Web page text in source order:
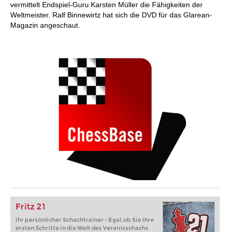
vermittelt Endspiel-Guru Karsten Müller die Fähigkeiten der
Weltmeister. Ralf Binnewirtz hat sich die DVD für das Glarean-
Magazin angeschaut.
Fritz 21
Ihr persönlicher Schachtrainer - Egal, ob Sie Ihre
ersten Schritte in die Welt des Vereinsschachs